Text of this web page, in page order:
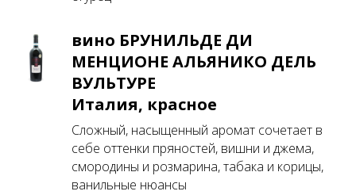
вино БРУНИЛЬДЕ ДИ
МЕНЦИОНЕ АЛЬЯНИКО ДЕЛЬ
ВУЛЬТУРЕ
Италия, красное
Сложный, насыщенный аромат сочетает в
себе оттенки пряностей, вишни и джема,
смородины и розмарина, табака и корицы,
ванильные нюансы